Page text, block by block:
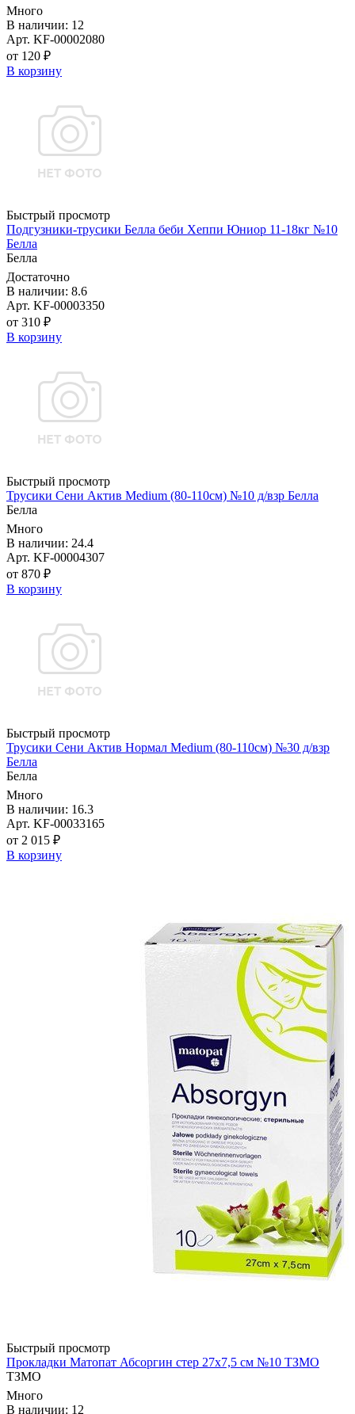
Много
В наличии: 12
Арт. KF-00002080
от 120 ₽
В корзину
Быстрый просмотр
Подгузники-трусики Белла беби Хеппи Юниор 11-18кг №10
Белла
Белла
Достаточно
В наличии: 8.6
Арт. KF-00003350
от 310 ₽
В корзину
Быстрый просмотр
Трусики Сени Актив Medium (80-110см) №10 д/взр Белла
Белла
Много
В наличии: 24.4
Арт. KF-00004307
от 870 ₽
В корзину
Быстрый просмотр
Трусики Сени Актив Нормал Medium (80-110см) №30 д/взр
Белла
Белла
Много
В наличии: 16.3
Арт. KF-00033165
от 2 015 ₽
В корзину
Быстрый просмотр
Прокладки Матопат Абсоргин стер 27х7,5 см №10 ТЗМО
ТЗМО
Много
В наличии: 12